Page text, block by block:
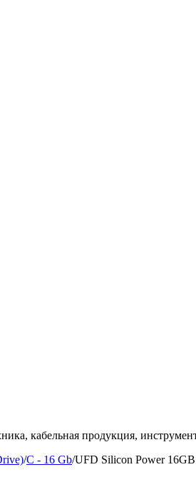
кабельная продукция,
/C - 16 Gb/UFD Silicon Power